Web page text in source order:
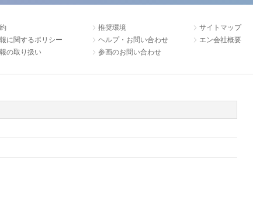
に関するポリシー
の取り扱い
推奨環境
ヘルプ・お問い合わせ
参画のお問い合わせ
サイトマップ
エン会社概要